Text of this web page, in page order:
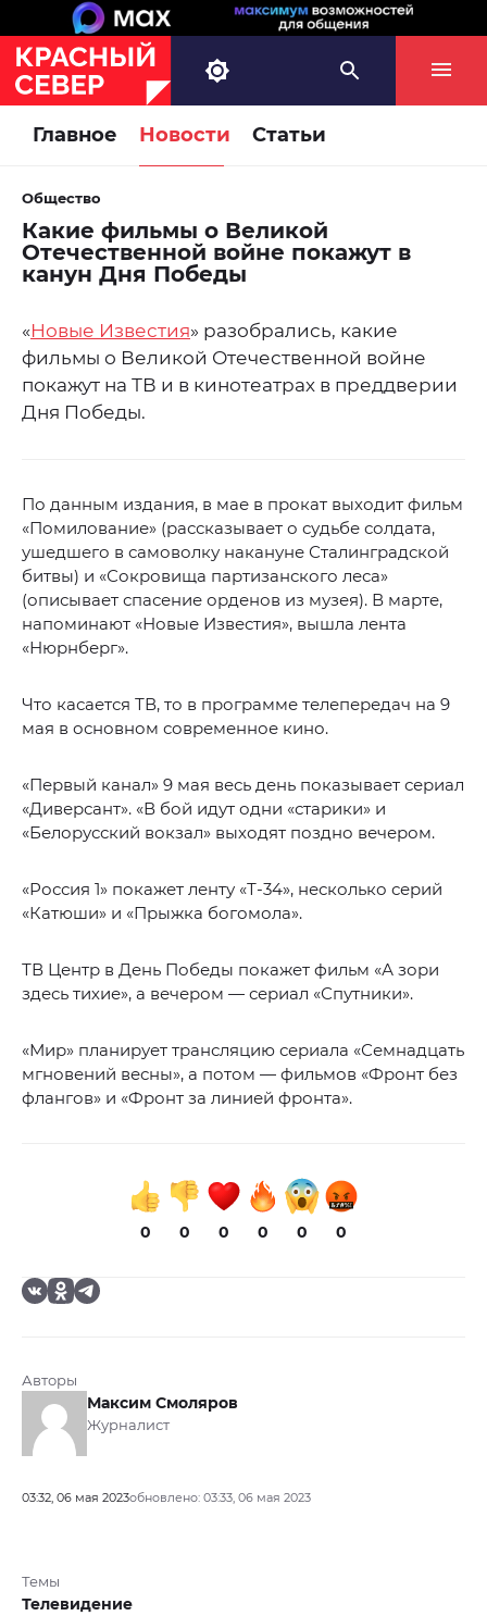
Главное Новости Статьи
Общество
Какие фильмы о Великой
Отечественной войне покажут в
канун Дня Победы
«Новые Известия» разобрались, какие
фильмы о Великой Отечественной войне
покажут на ТВ и в кинотеатрах в преддверии
Дня Победы.
По данным издания, в мае в прокат выходит фильм
«Помилование» (рассказывает о судьбе солдата,
ушедшего в самоволку накануне Сталинградской
битвы) и «Сокровища партизанского леса»
(описывает спасение орденов из музея). В марте,
напоминают «Новые Известия», вышла лента
«Нюрнберг».
Что касается ТВ, то в программе телепередач на 9
мая в основном современное кино.
«Первый канал» 9 мая весь день показывает сериал
«Диверсант». «В бой идут одни «старики» и
«Белорусский вокзал» выходят поздно вечером.
«Россия 1» покажет ленту «Т-34», несколько серий
«Катюши» и «Прыжка богомола».
ТВ Центр в День Победы покажет фильм «А зори
здесь тихие», а вечером — сериал «Спутники».
«Мир» планирует трансляцию сериала «Семнадцать
мгновений весны», а потом — фильмов «Фронт без
флангов» и «Фронт за линией фронта».
0 0 0 0 0 0
Авторы
Максим Смоляров
Журналист
03:32, 06 мая 2023обновлено: 03:33, 06 мая 2023
Темы
Телевидение